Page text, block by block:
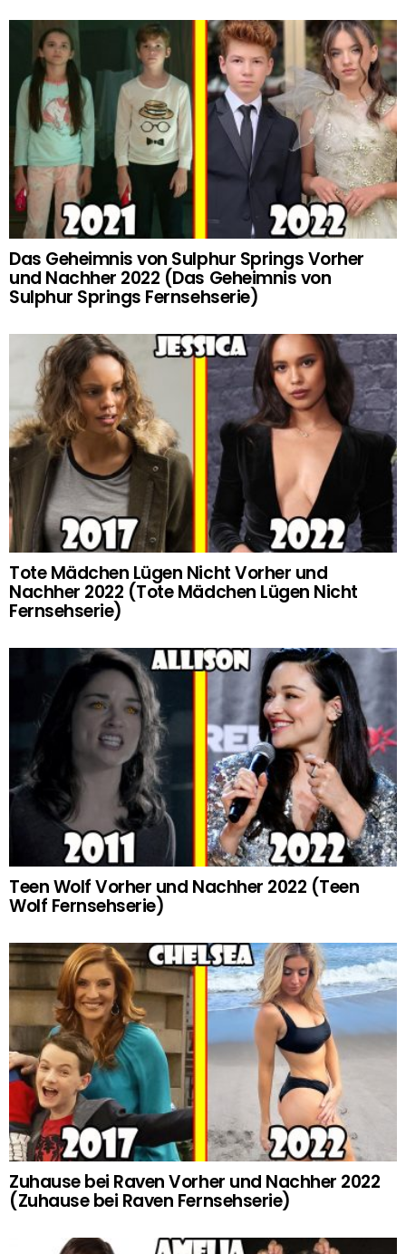
Das Geheimnis von Sulphur Springs Vorher
und Nachher 2022 (Das Geheimnis von
Sulphur Springs Fernsehserie)
Tote Mädchen Lügen Nicht Vorher und
Nachher 2022 (Tote Mädchen Lügen Nicht
Fernsehserie)
Teen Wolf Vorher und Nachher 2022 (Teen
Wolf Fernsehserie)
Zuhause bei Raven Vorher und Nachher 2022
(Zuhause bei Raven Fernsehserie)